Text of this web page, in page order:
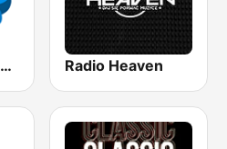
DiscoParty.pl - Club Radio Heaven